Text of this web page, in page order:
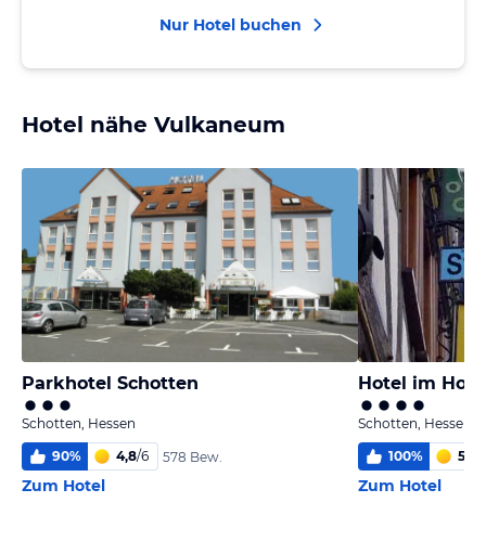
Nur Hotel buchen
Hotel nähe Vulkaneum
Parkhotel Schotten
Schotten, Hessen
90% 4,8/6 578 Bew.
Zum Hotel
Hotel im
Schotten, Hessen
100% 5,0
Zum Hotel